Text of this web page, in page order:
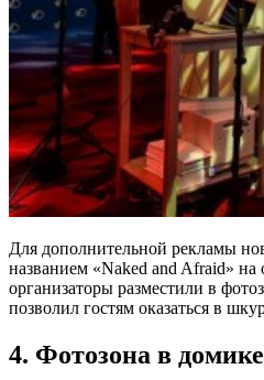
Для дополнительной рекламы
названием «Naked and Afraid» на
организаторы разместили в
позволил гостям оказаться в
4. Фотозона в